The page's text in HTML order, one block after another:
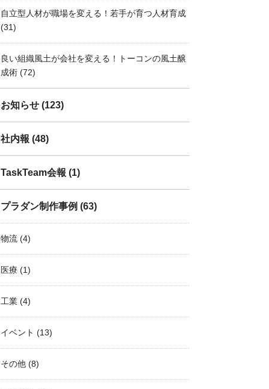
自立型人材が職場を変える！若手が育つ人材育成
(31)
良い組織風土が会社を変える！トーコンの風土醸
成術 (72)
お知らせ (123)
社内報 (48)
TaskTeam会報 (1)
プラダン制作事例 (63)
物流 (4)
医療 (1)
工業 (4)
イベント (13)
その他 (8)